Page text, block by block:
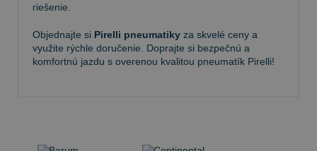
riešenie.
Objednajte si Pirelli pneumatiky za skvelé ceny a
využite rýchle doručenie. Doprajte si bezpečnú a
komfortnú jazdu s overenou kvalitou pneumatík Pirelli!